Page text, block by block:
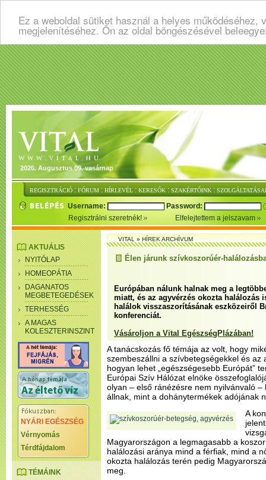
Ez a weboldal sütiket használ a helyes
megjelenítéséhez. Ön az oldal böngészésével
2026. Augusztus 09. vasárnap
REGISZTRÁCIÓ : FÓRUM : HÍRLEVÉL : KERESŐK : SZAKÉRTŐINK :
Username:
Password:
Regisztrálni szeretnék!
Elfelejtettem a jelszavam
AKTUÁLIS
NYITÓLAP
HOMEOPÁTIA
DAGANATOS
MEGBETEGEDÉSEK
TERHESSÉG
A MAGAS
KOLESZTERINSZINT
NYÁRI EGÉSZSÉG
Vérnyomás
Térdfájdalom
TÉMÁINK
VITAL»HÍREK ARCHÍVUM
Élen járunk szívkoszorúér-
Európában nálunk halnak meg a
miatt, és az agyvérzés okozta halálozás
halálok visszaszorításának eszközeiről
konferenciát.
Vásároljon a Vital EgészségPlázában!
A tanácskozás fő témája az volt, hogy
szembeszállni a szívbetegségekkel és az
hogyan lehet „egészségesebb Európát”
Európai Szív Hálózat elnöke
olyan – első ránézésre nem nyilvánvaló
állnak, mint a dohánytermékek adójának
A
Magyarországon a legmagasabb a
halálozási aránya mind a férfiak, mind a
okozta halálozás terén pedig
meg.